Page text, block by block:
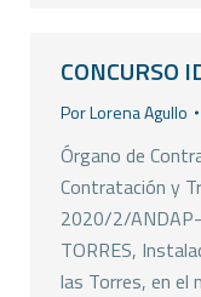
CONCURSO
PorLorena Agullo
Órgano de
Contratación y
2020/2/ANDAP-
TORRES,
las Torres, en el